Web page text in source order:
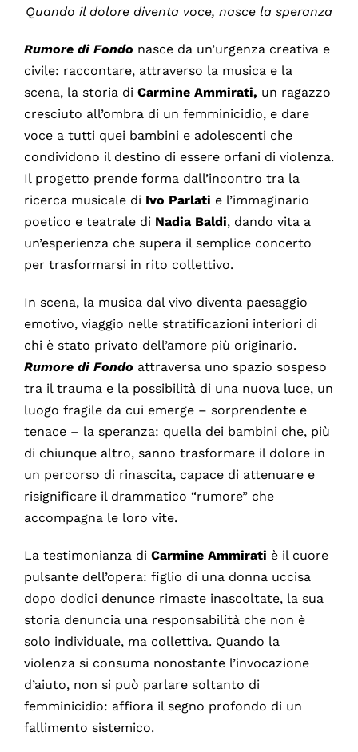
Quando il dolore diventa voce, nasce la speranza
Rumore di Fondo nasce da un’urgenza creativa e
civile: raccontare, attraverso la musica e la
scena, la storia di Carmine Ammirati, un ragazzo
cresciuto all’ombra di un femminicidio, e dare
voce a tutti quei bambini e adolescenti che
condividono il destino di essere orfani di violenza.
Il progetto prende forma dall’incontro tra la
ricerca musicale di Ivo Parlati e l’immaginario
poetico e teatrale di Nadia Baldi, dando vita a
un’esperienza che supera il semplice concerto
per trasformarsi in rito collettivo.
In scena, la musica dal vivo diventa paesaggio
emotivo, viaggio nelle stratificazioni interiori di
chi è stato privato dell’amore più originario.
Rumore di Fondo attraversa uno spazio sospeso
tra il trauma e la possibilità di una nuova luce, un
luogo fragile da cui emerge – sorprendente e
tenace – la speranza: quella dei bambini che, più
di chiunque altro, sanno trasformare il dolore in
un percorso di rinascita, capace di attenuare e
risignificare il drammatico “rumore” che
accompagna le loro vite.
La testimonianza di Carmine Ammirati è il cuore
pulsante dell’opera: figlio di una donna uccisa
dopo dodici denunce rimaste inascoltate, la sua
storia denuncia una responsabilità che non è
solo individuale, ma collettiva. Quando la
violenza si consuma nonostante l’invocazione
d’aiuto, non si può parlare soltanto di
femminicidio: affiora il segno profondo di un
fallimento sistemico.